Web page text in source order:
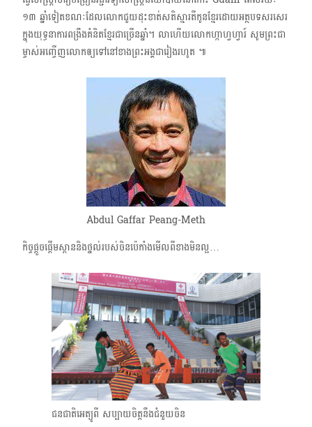
១៣ ឆ្នាំទៀតខណៈដែលលោកជួយដុះខាត់សតិស្មារតីកូនខ្មែរ​ដោយអត្ថបទសរសេរ​​
ក្នុងយុទ្ធនាការពង្រឹងគំនិតខ្មែរជាច្រើនឆ្នាំ។​ លាហើយលោក​ហ្កាហ្វហ្វារ៍ សូមព្រះជា
ម្ចាស់អញ្ចើញលោកឲ្យទៅនៅខាងព្រះអង្គជារៀងរហូត ៕
Abdul Gaffar Peang-Meth
កិច្ចផ្ដួចផ្ដើមស្ពាននិងថ្នល់របស់ចិនប៉េកាំងមើលពីខាងមិនល្អ…
ជនជាតិអេត្យូពី សប្បាយចិត្ត​នឹងជំនួយចិន